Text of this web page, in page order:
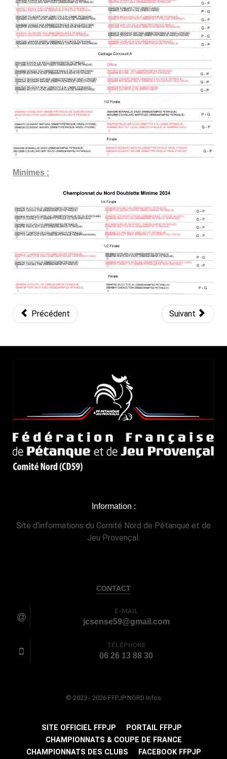
Minimes :
Précédent Suivant
Information :
Site d'informations du Comité Nord de Pétanque et de
Jeu Provençal.
CONTACT
E-MAIL
jcsense59@gmail.com
TÉLÉPHONE
06 26 13 88 30
© 2023 - 2026 FFPJP NORD Infos
SITE OFFICIEL FFPJP
PORTAIL FFPJP
CHAMPIONNATS & COUPE DE FRANCE
CHAMPIONNATS DES CLUBS
FACEBOOK FFPJP